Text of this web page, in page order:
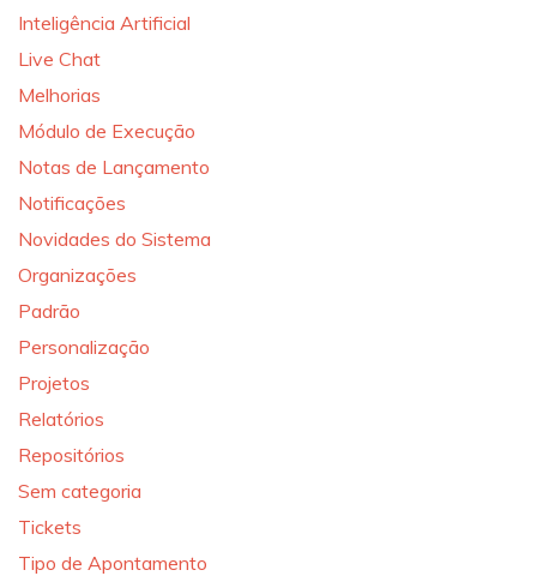
Inteligência Artificial
Live Chat
Melhorias
Módulo de Execução
Notas de Lançamento
Notificações
Novidades do Sistema
Organizações
Padrão
Personalização
Projetos
Relatórios
Repositórios
Sem categoria
Tickets
Tipo de Apontamento